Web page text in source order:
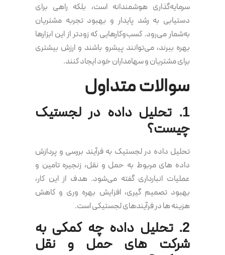
سرمایه‌گذاری هوشمندانه است، بلکه راهی برای
دستیابی به رشد پایدار و بهبود تجربه مشتریان
به‌شمار می‌رود. کسب‌وکارهایی که زودتر از این ابزارها
بهره ببرند، می‌توانند پیشرو باشند و ارزش بیشتری
برای مشتریان و سهامداران خود ایجاد کنند.
سوالات متداول
1. تحلیل داده در لجستیک
چیست؟
تحلیل داده در لجستیک به فرآیند بررسی و پردازش
داده های مربوط به حمل و نقل، زنجیره تامین و
عملیات انبارداری گفته می‌شود. هدف از این کار،
بهبود تصمیم گیری، افزایش بهره وری و کاهش
هزینه ها در فرآیندهای لجستیکی است.
2. تحلیل داده چه کمکی به
شرکت های حمل و نقل